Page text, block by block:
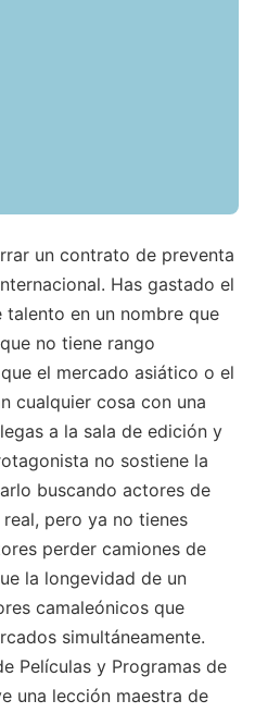
un contrato de preventa
Has gastado el
en un nombre que
no tiene rango
el mercado asiático o el
cualquier cosa con una
a la sala de edición y
no sostiene la
buscando actores de
pero ya no tienes
perder camiones de
la longevidad de un
camaleónicos que
simultáneamente.
Películas y Programas de
una lección maestra de